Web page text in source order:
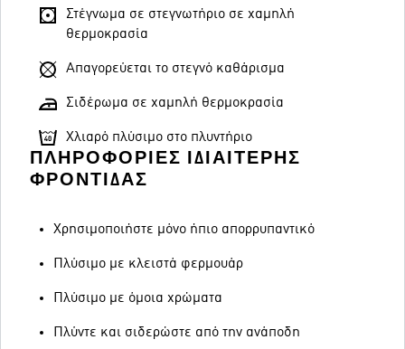
Στέγνωμα σε στεγνωτήριο σε χαμηλή
θερμοκρασία
Απαγορεύεται το στεγνό καθάρισμα
Σιδέρωμα σε χαμηλή θερμοκρασία
Χλιαρό πλύσιμο στο πλυντήριο
ΠΛΗΡΟΦΟΡΊΕΣ ΙΔΙΑΊΤΕΡΗΣ
ΦΡΟΝΤΊΔΑΣ
Χρησιμοποιήστε μόνο ήπιο απορρυπαντικό
Πλύσιμο με κλειστά φερμουάρ
Πλύσιμο με όμοια χρώματα
Πλύντε και σιδερώστε από την ανάποδη